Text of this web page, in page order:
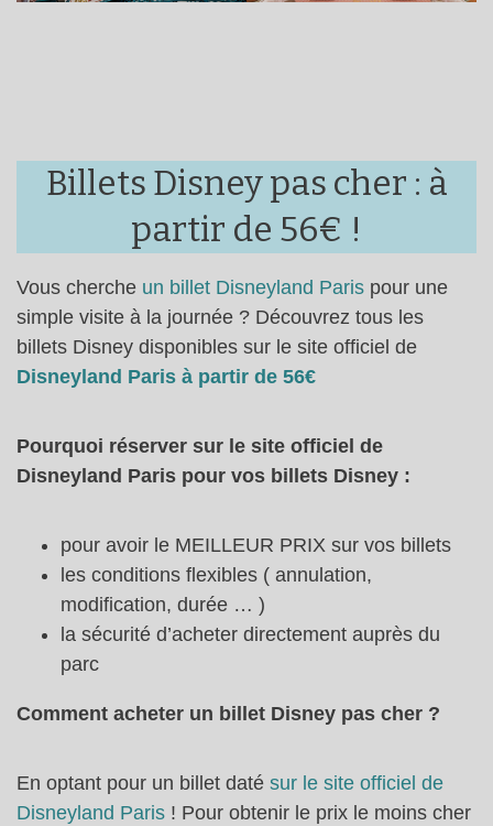
Billets Disney pas cher : à
partir de 56€ !
Vous cherche un billet Disneyland Paris pour une
simple visite à la journée ? Découvrez tous les
billets Disney disponibles sur le site officiel de
Disneyland Paris à partir de 56€
Pourquoi réserver sur le site officiel de
Disneyland Paris pour vos billets Disney :
pour avoir le MEILLEUR PRIX sur vos billets
les conditions flexibles ( annulation,
modification, durée … )
la sécurité d’acheter directement auprès du
parc
Comment acheter un billet Disney pas cher ?
En optant pour un billet daté sur le site officiel de
Disneyland Paris ! Pour obtenir le prix le moins cher